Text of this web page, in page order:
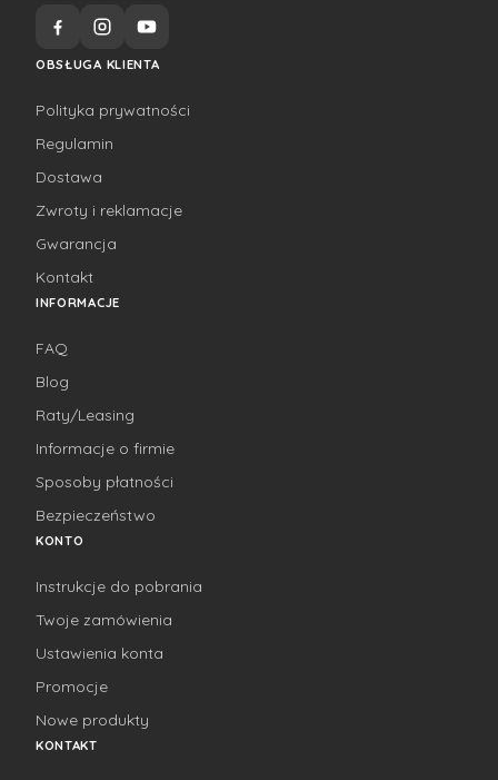
OBSŁUGA KLIENTA
Polityka prywatności
Regulamin
Dostawa
Zwroty i reklamacje
Gwarancja
Kontakt
INFORMACJE
FAQ
Blog
Raty/Leasing
Informacje o firmie
Sposoby płatności
Bezpieczeństwo
KONTO
Instrukcje do pobrania
Twoje zamówienia
Ustawienia konta
Promocje
Nowe produkty
KONTAKT